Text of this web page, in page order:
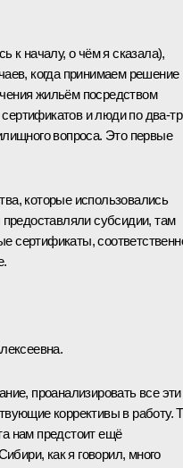
к началу, о чём я сказала),
когда принимаем решение
жильём посредством
и люди по два-
вопроса. Это первые
которые использовались
субсидии, там
сертификаты,
проанализировать все эти
коррективы в работу.
нам предстоит ещё
как я говорил, много